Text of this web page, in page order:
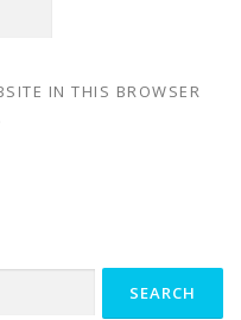
IN THIS BROWSER